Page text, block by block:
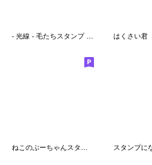
- 光線 - 毛たちスタンプ vol.2
スタンプに